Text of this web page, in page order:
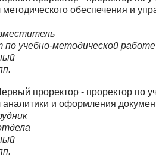
методического обеспечения и
по учебно-методической
проректор - проректор по
аналитики и оформления